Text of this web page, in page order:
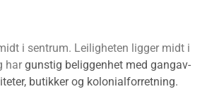
i sen­trum. Lei­lig­he­ten lig­ger midt i
har guns­tig belig­gen­het med gang­av­
butik­ker og kolonialforretning.